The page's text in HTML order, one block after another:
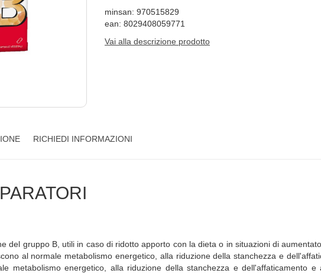
minsan: 970515829
ean: 8029408059771
Vai alla descrizione prodotto
RICHIEDI INFORMAZIONI
del gruppo B, utili in caso di ridotto apporto con la dieta o in situazioni di
al normale metabolismo energetico, alla riduzione della stanchezza e
metabolismo energetico, alla riduzione della stanchezza e dell'affaticamento